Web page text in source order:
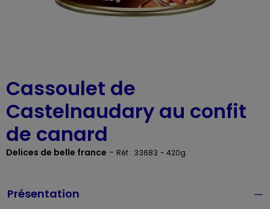
Cassoulet de
Castelnaudary au confit
de canard
Delices de belle france - Réf : 33683 - 420g
Présentation